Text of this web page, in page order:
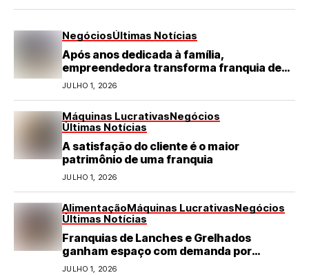
NegóciosÚltimas Notícias
Após anos dedicada à família,
empreendedora transforma franquia de
turismo em negócio de destaque no RN
JULHO 1, 2026
Máquinas LucrativasNegócios
Últimas Notícias
A satisfação do cliente é o maior
patrimônio de uma franquia
JULHO 1, 2026
AlimentaçãoMáquinas LucrativasNegócios
Últimas Notícias
Franquias de Lanches e Grelhados
ganham espaço com demanda por
refeições rápidas e de qualidade
JULHO 1, 2026